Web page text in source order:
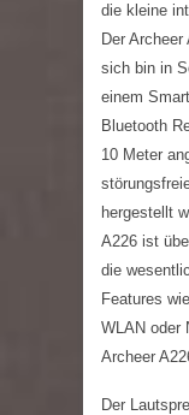
die kleine
Der
sich bin in
einem
Bluetooth
10 Meter
hergestellt
A226 ist
die
Features
WLAN oder
Archeer
Der